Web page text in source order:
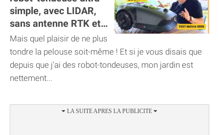
simple, avec LIDAR,
sans antenne RTK et
pas trop cher !
Mais quel plaisir de ne plus
tondre la pelouse soit-même ! Et si je vous disais que
depuis que j'ai des robot-tondeuses, mon jardin est
nettement...